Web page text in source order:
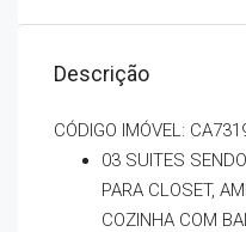
Descrição
CÓDIGO IMÓVEL:
03 SUITES
PARA CLOSET,
COZINHA COM